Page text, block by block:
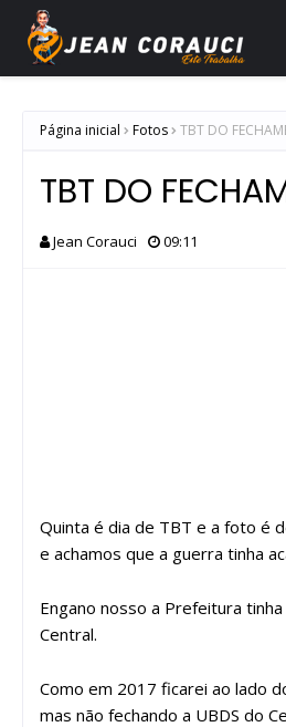
Página inicial Fotos TBT DO
TBT DO
Jean Corauci 09:11
Quinta é dia de TBT e a foto é
e achamos que a guerra tinha
Engano nosso a Prefeitura
Central.
Como em 2017 ficarei ao lado
mas não fechando a UBDS do